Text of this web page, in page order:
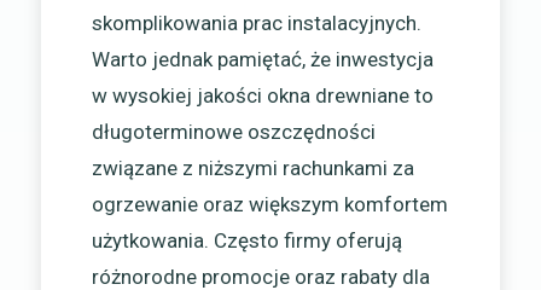
skomplikowania prac instalacyjnych.
Warto jednak pamiętać, że inwestycja
w wysokiej jakości okna drewniane to
długoterminowe oszczędności
związane z niższymi rachunkami za
ogrzewanie oraz większym komfortem
użytkowania. Często firmy oferują
różnorodne promocje oraz rabaty dla